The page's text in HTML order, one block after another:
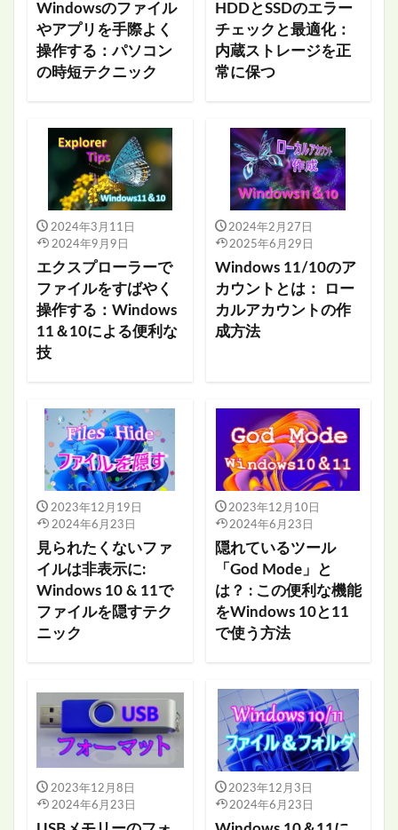
Windowsのファイル
やアプリを手際よく
操作する：パソコン
の時短テクニック
HDDとSSDのエラー
チェックと最適化：
内蔵ストレージを正
常に保つ
2024年3月11日
2024年9月9日
エクスプローラーで
ファイルをすばやく
操作する：Windows
11＆10による便利な
技
2024年2月27日
2025年6月29日
Windows 11/10のア
カウントとは： ロー
カルアカウントの作
成方法
2023年12月19日
2024年6月23日
見られたくないファ
イルは非表示に:
Windows 10 & 11で
ファイルを隠すテク
ニック
2023年12月10日
2024年6月23日
隠れているツール
「God Mode」と
は？ : この便利な機能
をWindows 10と11
で使う方法
2023年12月8日
2024年6月23日
2023年12月3日
2024年6月23日